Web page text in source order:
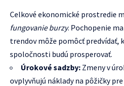
Celkové ekonomické prostredie
fungovanie burzy. Pochopenie
trendov môže pomôcť predvídať,
spoločnosti budú prosperovať.
Úrokové sadzby: Zmeny v
ovplyvňujú náklady na pôžičky